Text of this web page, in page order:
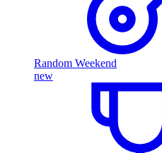
Random Weekend
new